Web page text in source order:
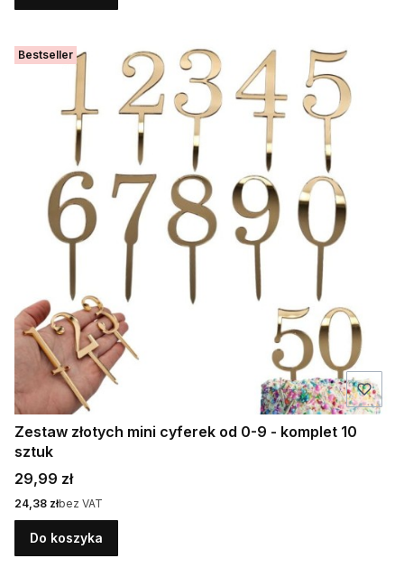
Bestseller
Zestaw złotych mini cyferek od 0-9 - komplet 10
sztuk
Cena
29,99 zł
Cena
24,38 złbez VAT
Do koszyka